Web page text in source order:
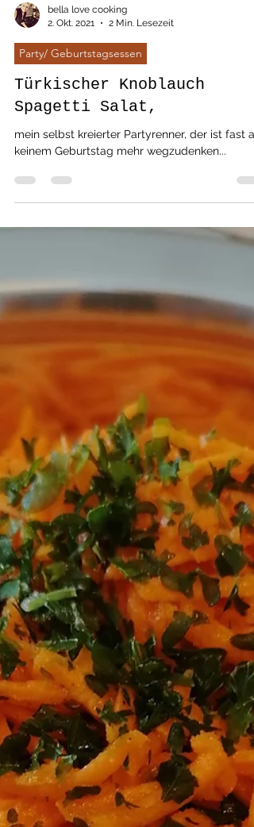
bella love cooking
Türkischer Knoblauch
Spagetti Salat,
mein selbst kreierter Partyrenner, der ist fast